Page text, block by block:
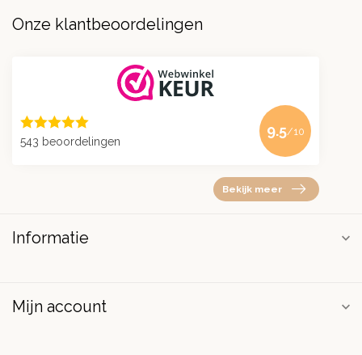
Onze klantbeoordelingen
543 beoordelingen
9.5/10
Bekijk meer
Informatie
Mijn account